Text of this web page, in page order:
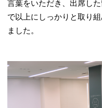
言葉をいただき、出席し
で以上にしっかりと取り
ました。